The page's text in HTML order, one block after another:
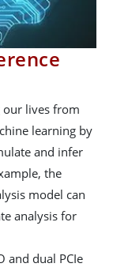
our lives from
learning by
and infer
the
model can
analysis for
and dual PCIe